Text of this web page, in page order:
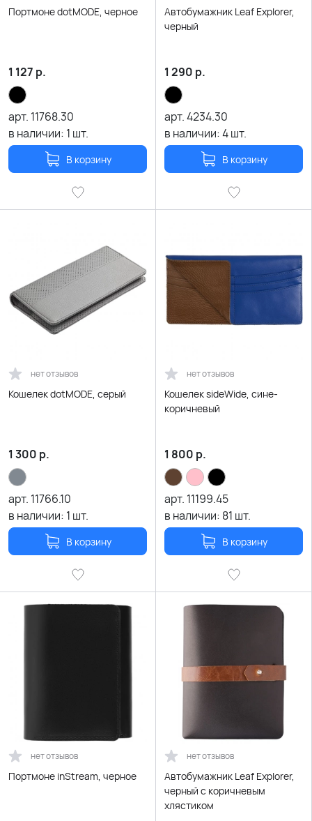
Портмоне dotMODE, черное
1 127 р.
арт. 11768.30
в наличии: 1 шт.
В корзину
Автобумажник Leaf Explorer,
черный
1 290 р.
арт.4234.30
в наличии:4шт.
В корзину
нет отзывов
Кошелек dotMODE, серый
1 300 р.
арт. 11766.10
в наличии: 1 шт.
В корзину
нет отзывов
Кошелек sideWide, сине-
коричневый
1 800 р.
арт. 11199.45
в наличии: 81 шт.
В корзину
нет отзывов
Портмоне inStream, черное
нет отзывов
Автобумажник Leaf Explorer,
черный с коричневым
хлястиком